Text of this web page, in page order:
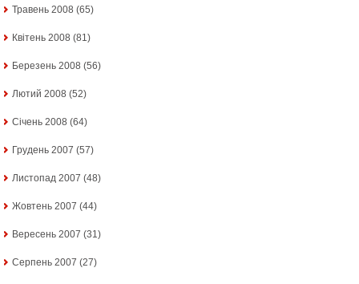
Травень 2008 (65)
Квітень 2008 (81)
Березень 2008 (56)
Лютий 2008 (52)
Січень 2008 (64)
Грудень 2007 (57)
Листопад 2007 (48)
Жовтень 2007 (44)
Вересень 2007 (31)
Серпень 2007 (27)